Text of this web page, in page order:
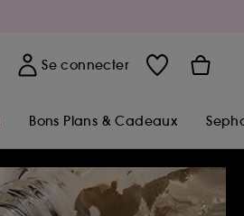
Se connecter
Bons Plans & Cadeaux